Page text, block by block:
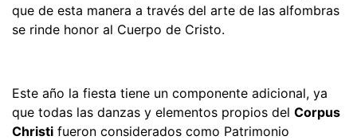
que de esta manera a través del arte de las alfombras
se rinde honor al Cuerpo de Cristo.
Este año la fiesta tiene un componente adicional, ya
que todas las danzas y elementos propios del Corpus
Christi fueron considerados como Patrimonio